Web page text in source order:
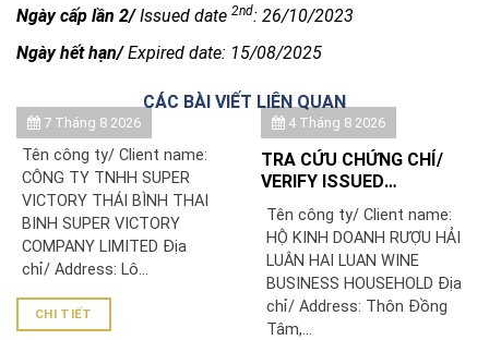
Ngày cấp lần 2/Issued date 2nd: 26/10/2023
Ngày hết hạn/Expired date: 15/08/2025
CÁC BÀI VIẾT LIÊN QUAN
7 Tháng 8 2026
Tên công ty/ Client name:
CÔNG TY TNHH SUPER
VICTORY THÁI BÌNH THAI
BINH SUPER VICTORY
COMPANY LIMITED Địa
chỉ/ Address: Lô...
CHI TIẾT
4 Tháng 8 2026
TRA CỨU CHỨNG CHỈ/
VERIFY ISSUED
DOANH RƯỢU HẢI LUÂN
Tên công ty/ Client name:
HỘ KINH DOANH RƯỢU HẢI
LUÂN HAI LUAN WINE
BUSINESS HOUSEHOLD Địa
chỉ/ Address: Thôn Đồng
Tâm,...